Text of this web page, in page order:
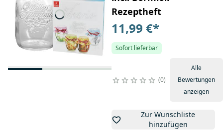
Rezeptheft
11,99 €*
Sofort lieferbar
0
Alle
Bewertungen
anzeigen
Zur Wunschliste
hinzufügen